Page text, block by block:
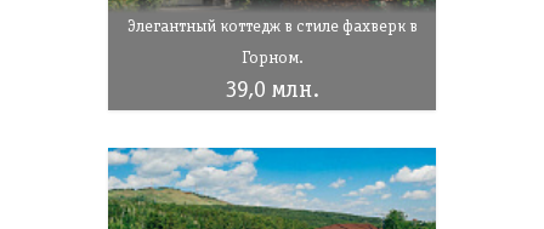
Элегантный коттедж в стиле фахверк в
Горном.
39,0 млн.